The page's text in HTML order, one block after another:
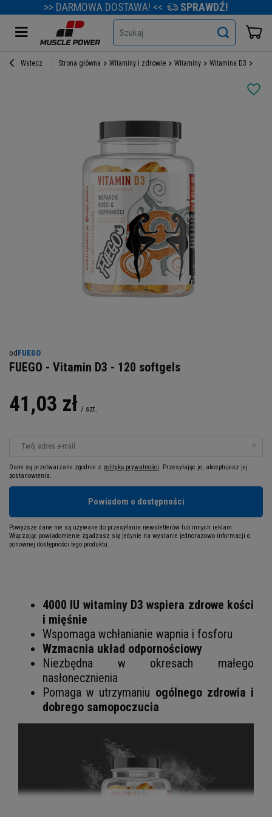
>> DARMOWA DOSTAWA! << SPRAWDŹ!
Szukaj
Wstecz Strona główna Witaminy i zdrowie Witaminy Witamina D3
od FUEGO
FUEGO - Vitamin D3 - 120 softgels
41,03 zł / szt.
Twój adres e-mail
Dane są przetwarzane zgodnie z polityką prywatności. Przesyłając je, akceptujesz jej
postanowienia.
Powiadom o dostępności
Powyższe dane nie są używane do przesyłania newsletterów lub innych reklam.
Włączając powiadomienie zgadzasz się jedynie na wysłanie jednorazowo informacji o
ponownej dostępności tego produktu.
4000 IU witaminy D3 wspiera zdrowe kości
i mięśnie
Wspomaga wchłanianie wapnia i fosforu
Wzmacnia układ odpornościowy
Niezbędna w okresach małego
nasłonecznienia
Pomaga w utrzymaniu ogólnego zdrowia i
dobrego samopoczucia